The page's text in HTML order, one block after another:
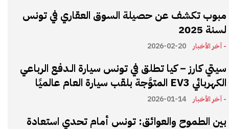
مبوب تكشف عن حصيلة السوق العقاري في تونس
لسنة 2025
- آخر الأخبار 2026-02-20
سيتي كارز – كيا تطلق في تونس سيارة الـدفع الرباعي
الكهربائي EV3 المتوَّجة بلقب سيارة العام عالميًا
- آخر الأخبار 2026-01-14
بين الطموح والعوائق: تونس أمام تحدي استعادة